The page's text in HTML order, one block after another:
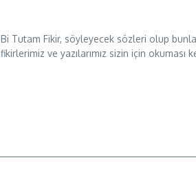
Bi Tutam Fikir, söyleyecek sözleri olup
fikirlerimiz ve yazılarımız sizin için okuması